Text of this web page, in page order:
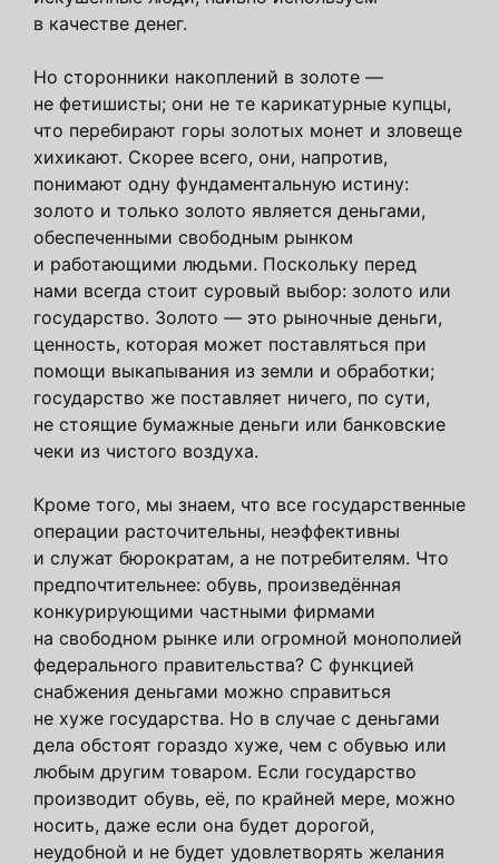
в качестве денег.
Но сторонники накоплений в золоте —
не фетишисты; они не те карикатурные купцы,
что перебирают горы золотых монет и зловеще
хихикают. Скорее всего, они, напротив,
понимают одну фундаментальную истину:
золото и только золото является деньгами,
обеспеченными свободным рынком
и работающими людьми. Поскольку перед
нами всегда стоит суровый выбор: золото или
государство. Золото — это рыночные деньги,
ценность, которая может поставляться при
помощи выкапывания из земли и обработки;
государство же поставляет ничего, по сути,
не стоящие бумажные деньги или банковские
чеки из чистого воздуха.
Кроме того, мы знаем, что все государственные
операции расточительны, неэффективны
и служат бюрократам, а не потребителям. Что
предпочтительнее: обувь, произведённая
конкурирующими частными фирмами
на свободном рынке или огромной монополией
федерального правительства? С функцией
снабжения деньгами можно справиться
не хуже государства. Но в случае с деньгами
дела обстоят гораздо хуже, чем с обувью или
любым другим товаром. Если государство
производит обувь, её, по крайней мере, можно
носить, даже если она будет дорогой,
неудобной и не будет удовлетворять желания